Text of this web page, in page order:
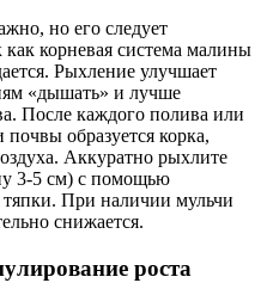
но его следует
как корневая система малины
Рыхление улучшает
«дышать» и лучше
После каждого полива или
образуется корка,
Аккуратно рыхлите
3-5 см) с помощью
При наличии мульчи
снижается.
роста